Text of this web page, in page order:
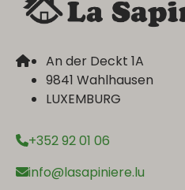
An der Deckt 1A
9841 Wahlhausen
LUXEMBURG
+352 92 01 06
info@lasapiniere.lu